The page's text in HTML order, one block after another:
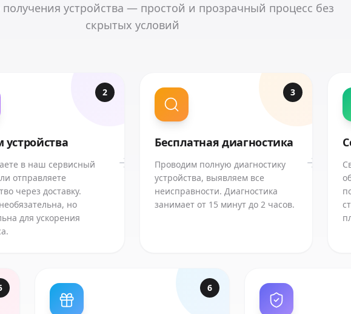
получения устройства — простой и прозрачный процесс без
скрытых условий
2
в наш сервисный
отправляете
через доставку.
но
для ускорения
3
Бесплатная диагностика
Проводим полную диагностику
устройства, выявляем все
неисправности. Диагностика
занимает от 15 минут до 2 часов.
6